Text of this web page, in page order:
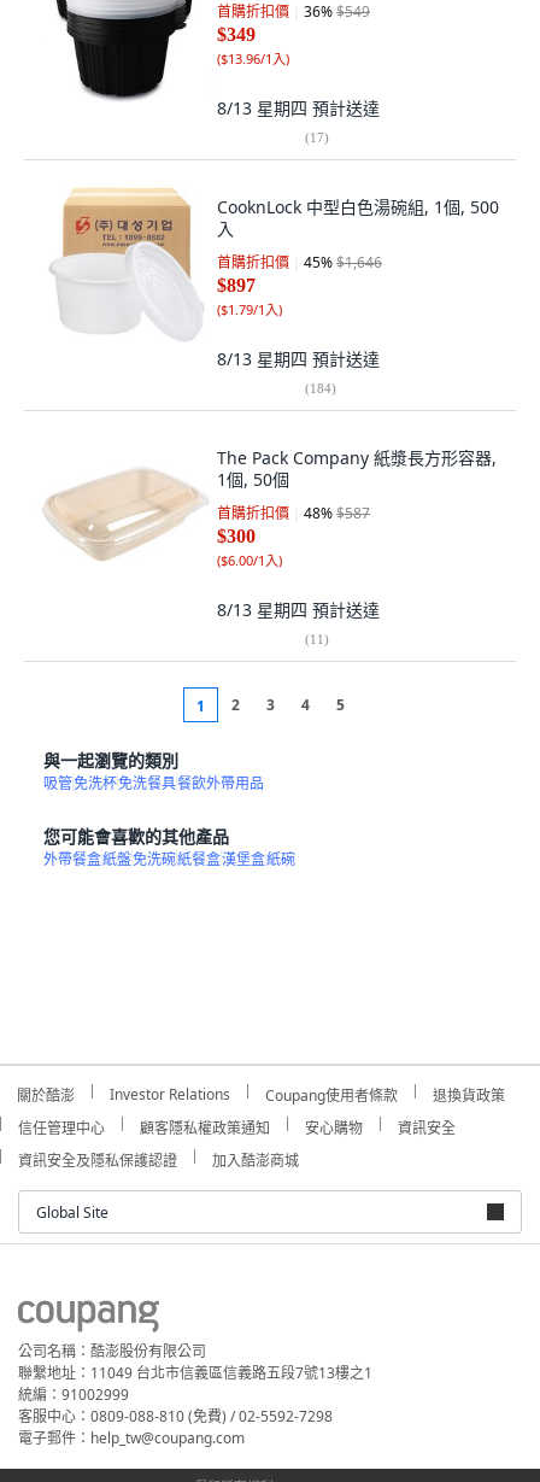
首購折扣價 36%$549
$349
($13.96/1入)
8/13 星期四 預計送達
(17)
CooknLock 中型白色湯碗組, 1個, 500
入
首購折扣價 45%$1,646
$897
($1.79/1入)
8/13 星期四 預計送達
(184)
The Pack Company 紙漿長方形容器,
1個, 50個
首購折扣價 48%$587
$300
($6.00/1入)
8/13 星期四 預計送達
(11)
1 2 3 4 5
與一起瀏覽的類別
吸管免洗杯免洗餐具餐飲外帶用品
您可能會喜歡的其他產品
外帶餐盒紙盤免洗碗紙餐盒漢堡盒紙碗
關於酷澎 Investor Relations Coupang使用者條款
退換貨政策
信任管理中心
顧客隱私權政策通知 安心購物
資訊安全
資訊安全及隱私保護認證
加入酷澎商城
Global Site
公司名稱：酷澎股份有限公司
聯繫地址：11049 台北市信義區信義路五段7號13樓之1
統編：91002999
客服中心：0809-088-810 (免費) / 02-5592-7298
電子郵件：help_tw@coupang.com